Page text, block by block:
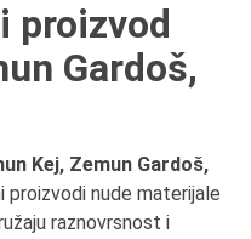
proizvod
Gardoš,
Kej, Zemun Gardoš,
nude materijale
raznovrsnost i